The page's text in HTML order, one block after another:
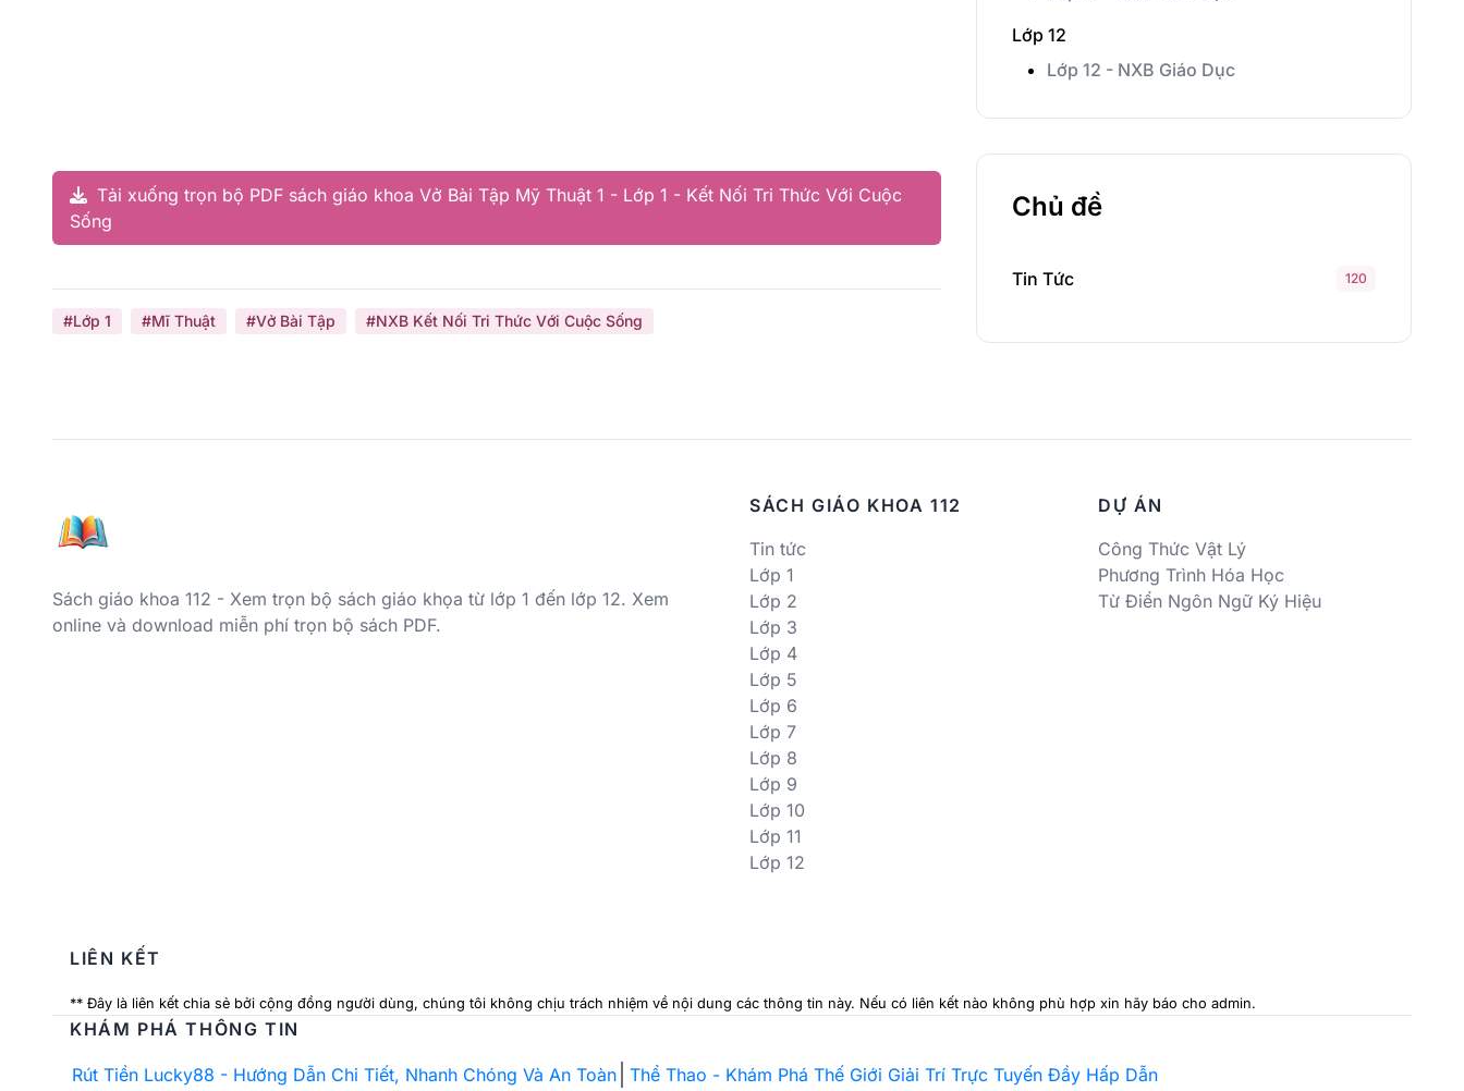
Tải xuống trọn bộ PDF sách giáo khoa Vở Bài Tập Mỹ Thuật 1 - Lớp 1 - Kết Nối Tri Thức Với Cuộc
Sống
#Lớp 1 #Mĩ Thuật #Vở Bài Tập #NXB Kết Nối Tri Thức Với Cuộc Sống
Lớp 12
Lớp 12 - NXB Giáo Dục
Chủ đề
Tin Tức 120
Sách giáo khoa 112 - Xem trọn bộ sách giáo khọa từ lớp 1 đến lớp 12. Xem
online và download miễn phí trọn bộ sách PDF.
SÁCH GIÁO KHOA 112
Tin tức
Lớp 1
Lớp 2
Lớp 3
Lớp 4
Lớp 5
Lớp 6
Lớp 7
Lớp 8
Lớp 9
Lớp 10
Lớp 11
Lớp 12
DỰ ÁN
Công Thức Vật Lý
Phương Trình Hóa Học
Từ Điển Ngôn Ngữ Ký Hiệu
LIÊN KẾT
** Đây là liên kết chia sẻ bởi cộng đồng người dùng, chúng tôi không chịu trách nhiệm về nội dung các thông tin này. Nếu có liên kết nào không phù hợp xin hãy báo cho admin.
KHÁM PHÁ THÔNG TIN
Rút Tiền Lucky88 - Hướng Dẫn Chi Tiết, Nhanh Chóng Và An Toàn Thể Thao - Khám Phá Thế Giới Giải Trí Trực Tuyến Đầy Hấp Dẫn